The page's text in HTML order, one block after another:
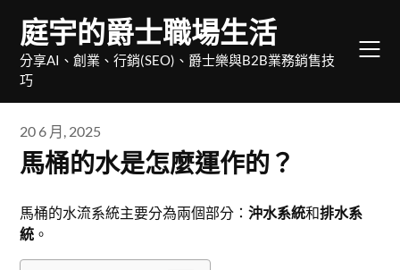
content
庭宇的爵士職場生活
分享AI、創業、行銷(SEO)、爵士樂與B2B業務銷售技
巧
20 6 月, 2025
馬桶的水是怎麼運作的？
馬桶的水流系統主要分為兩個部分：沖水系統和排水系
統 。